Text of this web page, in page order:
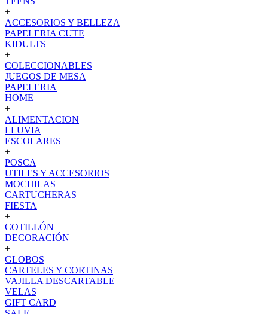
+
ACCESORIOS Y BELLEZA
PAPELERIA CUTE
KIDULTS
+
COLECCIONABLES
JUEGOS DE MESA
PAPELERIA
HOME
+
ALIMENTACION
LLUVIA
ESCOLARES
+
POSCA
UTILES Y ACCESORIOS
MOCHILAS
CARTUCHERAS
FIESTA
+
COTILLÓN
DECORACIÓN
+
GLOBOS
CARTELES Y CORTINAS
VAJILLA DESCARTABLE
VELAS
GIFT CARD